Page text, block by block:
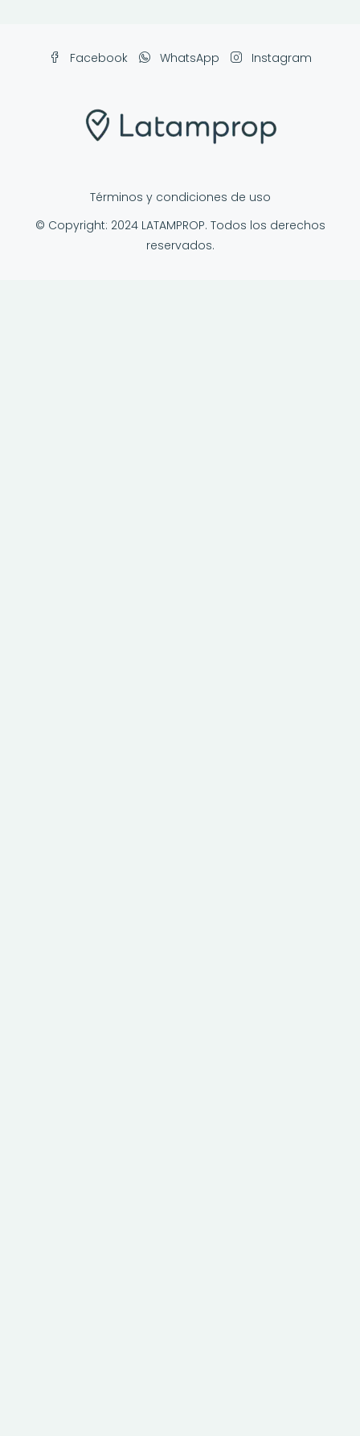
Facebook WhatsApp Instagram
Términos y condiciones de uso
© Copyright: 2024 LATAMPROP. Todos los derechos
reservados.